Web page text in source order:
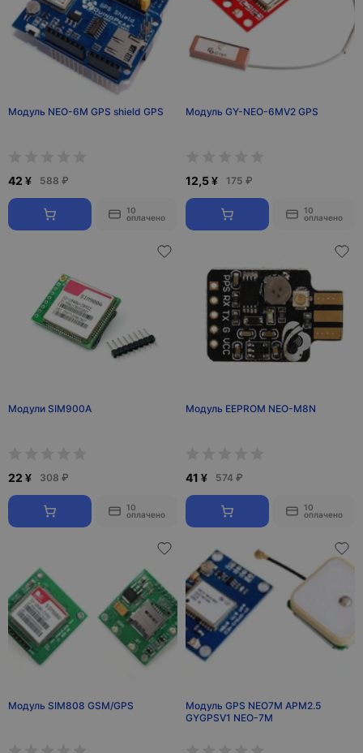
Модуль NEO-6M GPS shield GPS
42 ¥ 588 ₽
10
оплачено
Модуль GY-NEO-6MV2 GPS
12,5 ¥ 175 ₽
10
оплачено
Модули SIM900A
22 ¥ 308 ₽
10
оплачено
Модуль EEPROM NEO-M8N
41 ¥ 574 ₽
10
оплачено
Модуль SIM808 GSM/GPS
Модуль GPS NEO7M APM2.5
GYGPSV1 NEO-7M